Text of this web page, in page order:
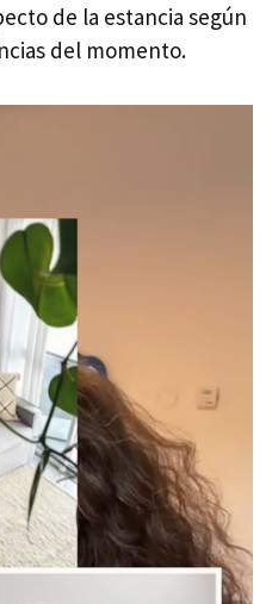
de la estancia según
del momento.